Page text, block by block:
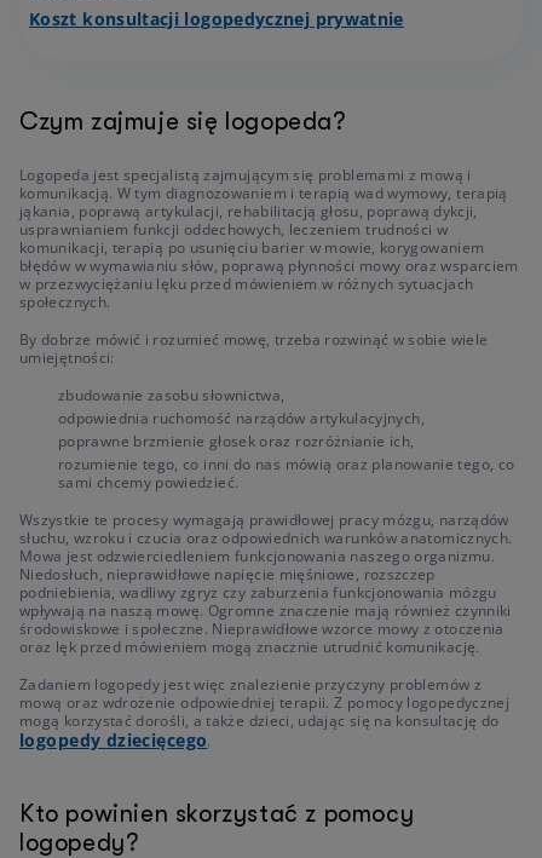
Koszt konsultacji logopedycznej prywatnie
Czym zajmuje się logopeda?
Logopeda jest specjalistą zajmującym się problemami z mową i
komunikacją. W tym diagnozowaniem i terapią wad wymowy, terapią
jąkania, poprawą artykulacji, rehabilitacją głosu, poprawą dykcji,
usprawnianiem funkcji oddechowych, leczeniem trudności w
komunikacji, terapią po usunięciu barier w mowie, korygowaniem
błędów w wymawianiu słów, poprawą płynności mowy oraz wsparciem
w przezwyciężaniu lęku przed mówieniem w różnych sytuacjach
społecznych.
By dobrze mówić i rozumieć mowę, trzeba rozwinąć w sobie wiele
umiejętności:
zbudowanie zasobu słownictwa,
odpowiednia ruchomość narządów artykulacyjnych,
poprawne brzmienie głosek oraz rozróżnianie ich,
rozumienie tego, co inni do nas mówią oraz planowanie tego, co
sami chcemy powiedzieć.
Wszystkie te procesy wymagają prawidłowej pracy mózgu, narządów
słuchu, wzroku i czucia oraz odpowiednich warunków anatomicznych.
Mowa jest odzwierciedleniem funkcjonowania naszego organizmu.
Niedosłuch, nieprawidłowe napięcie mięśniowe, rozszczep
podniebienia, wadliwy zgryz czy zaburzenia funkcjonowania mózgu
wpływają na naszą mowę. Ogromne znaczenie mają również czynniki
środowiskowe i społeczne. Nieprawidłowe wzorce mowy z otoczenia
oraz lęk przed mówieniem mogą znacznie utrudnić komunikację.
Zadaniem logopedy jest więc znalezienie przyczyny problemów z
mową oraz wdrożenie odpowiedniej terapii. Z pomocy logopedycznej
mogą korzystać dorośli, a także dzieci, udając się na konsultację do
logopedy dziecięcego.
Kto powinien skorzystać z pomocy
logopedy?